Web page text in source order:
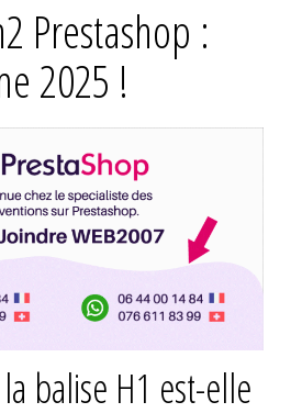
Prestashop :
2025 !
balise H1 est-elle